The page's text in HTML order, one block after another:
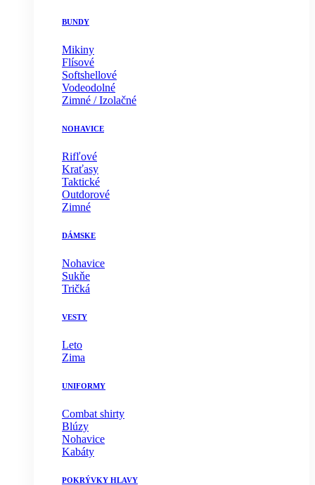
BUNDY
Mikiny
Flísové
Softshellové
Vodeodolné
Zimné / Izolačné
NOHAVICE
Rifľové
Kraťasy
Taktické
Outdorové
Zimné
DÁMSKE
Nohavice
Sukňe
Tričká
VESTY
Leto
Zima
UNIFORMY
Combat shirty
Blúzy
Nohavice
Kabáty
POKRÝVKY HLAVY